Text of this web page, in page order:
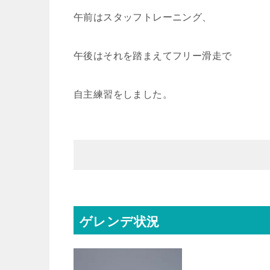
午前はスタッフトレーニング、
午後はそれを踏まえてフリー滑走で
自主練習をしました。
ゲレンデ状況